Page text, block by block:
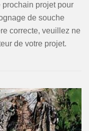
projet pour
de souche
correcte, veuillez ne
de votre projet.